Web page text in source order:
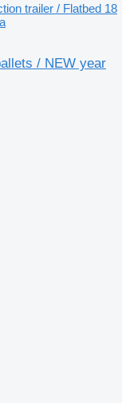
trailer / Flatbed 18
/ NEW year